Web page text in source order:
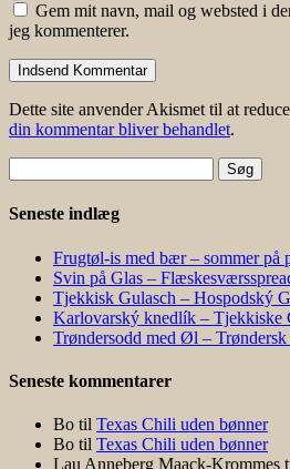
Gem mit navn, mail og websted i
jeg kommenterer.
Dette site anvender Akismet til at
din kommentar bliver behandlet.
efter:
Seneste indlæg
Frugtøl-is med bær – sommer på
Svin på Glas –
Tjekkisk Gulasch – Hospodský
Karlovarský knedlík – Tjekkiske
Trøndersodd med Øl –
Seneste kommentarer
Bo til Texas Chili uden bønner
Bo til Texas Chili uden bønner
Lau Anneberg Maack-Krommes